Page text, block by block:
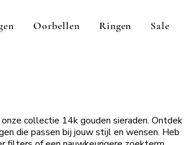
Oorbellen Ringen Sale
collectie 14k gouden sieraden. Ontdek
die passen bij jouw stijl en wensen. Heb